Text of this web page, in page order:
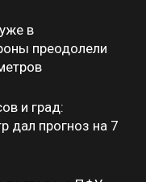
в
преодолели
и град:
дал прогноз на 7